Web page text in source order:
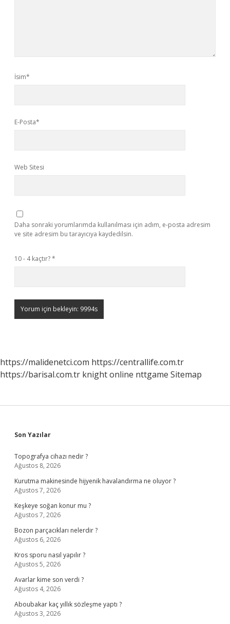
İsim*
E-Posta*
Web Sitesi
Daha sonraki yorumlarımda kullanılması için adım, e-posta adresim
ve site adresim bu tarayıcıya kaydedilsin.
10 - 4 kaçtır?*
https://malidenetci.com https://centrallife.com.tr
https://barisal.com.tr knight online nttgame Sitemap
Sidebar
Son Yazılar
Topografya cihazı nedir ?
Ağustos 8, 2026
Kurutma makinesinde hijyenik havalandırma ne oluyor ?
Ağustos 7, 2026
Keşkeye soğan konur mu ?
Ağustos 7, 2026
Bozon parçacıkları nelerdir ?
Ağustos 6, 2026
Kros sporu nasıl yapılır ?
Ağustos 5, 2026
Avarlar kime son verdi ?
Ağustos 4, 2026
Aboubakar kaç yıllık sözleşme yaptı ?
Ağustos 3, 2026